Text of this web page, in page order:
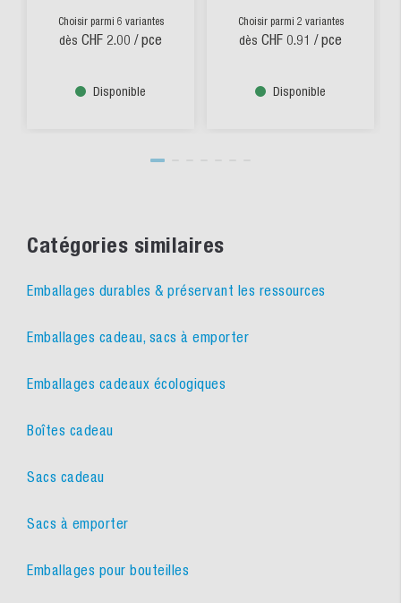
Choisir parmi 6 variantes
dès CHF 2.00 / pce
Disponible
Choisir parmi 2 variantes
dès CHF 0.91 / pce
Disponible
Catégories similaires
Emballages durables & préservant les ressources
Emballages cadeau, sacs à emporter
Emballages cadeaux écologiques
Boîtes cadeau
Sacs cadeau
Sacs à emporter
Emballages pour bouteilles